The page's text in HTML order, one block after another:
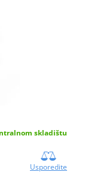
skladištu
Usporedite